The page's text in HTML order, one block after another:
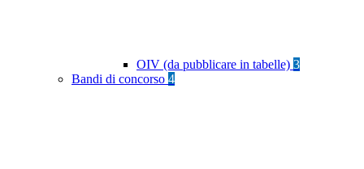
OIV (da pubblicare in tabelle) 3
Bandi di concorso 4